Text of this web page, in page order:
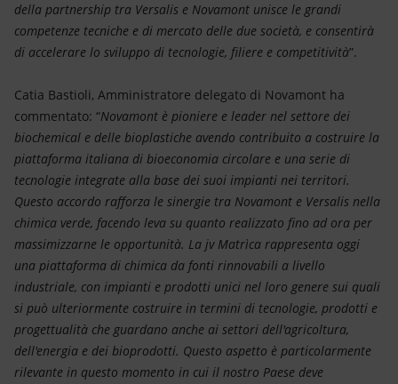
della partnership tra Versalis e Novamont unisce le grandi
competenze tecniche e di mercato delle due società, e consentirà
di accelerare lo sviluppo di tecnologie, filiere e competitività”.
Catia Bastioli, Amministratore delegato di Novamont ha
commentato: “Novamont è pioniere e leader nel settore dei
biochemical e delle bioplastiche avendo contribuito a costruire la
piattaforma italiana di bioeconomia circolare e una serie di
tecnologie integrate alla base dei suoi impianti nei territori.
Questo accordo rafforza le sinergie tra Novamont e Versalis nel​​la
chimica verde, facendo leva su quanto realizzato fino ad ora per
massimizzarne ​le opportunità. La jv Matrìca rappresenta oggi
una piattaforma di chimica da fonti rinnovabili a livello
industriale, con impianti e prodotti unici nel loro genere sui quali
si può ulteriormente costruire in termini di tecnologie, prodotti e
progettualità che guardano anche ai settori dell'agricoltura,
dell'energia e dei bioprodotti. Questo aspetto è particolarmente
rilevante in questo momento in cui il nostro Paese deve